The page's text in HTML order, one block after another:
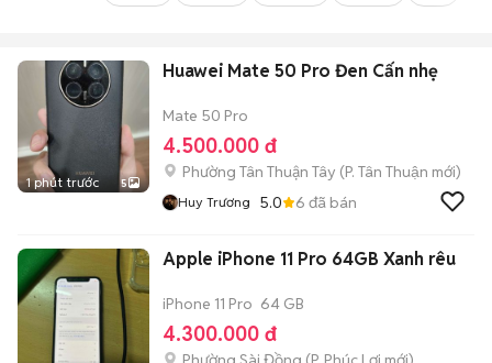
1 phút trước 5
Huawei Mate 50 Pro Đen Cấn nhẹ
Mate 50 Pro
4.500.000 đ
Phường Tân Thuận Tây (P. Tân Thuận mới)
Huy Trương 5.0 6 đã bán
Apple iPhone 11 Pro 64GB Xanh rêu
iPhone 11 Pro 64 GB
4.300.000 đ